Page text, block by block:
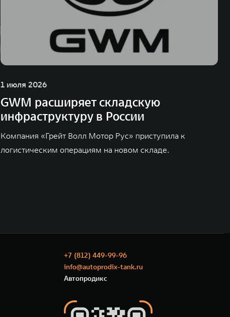
1 июля 2026
GWM расширяет складскую
инфраструктуру в России
Компания «Грейт Волл Мотор Рус» приступила к
логистическим операциям на новом складе.
+7 (812) 449-99-96
info@autoprodix-tank.ru
Автопродикс